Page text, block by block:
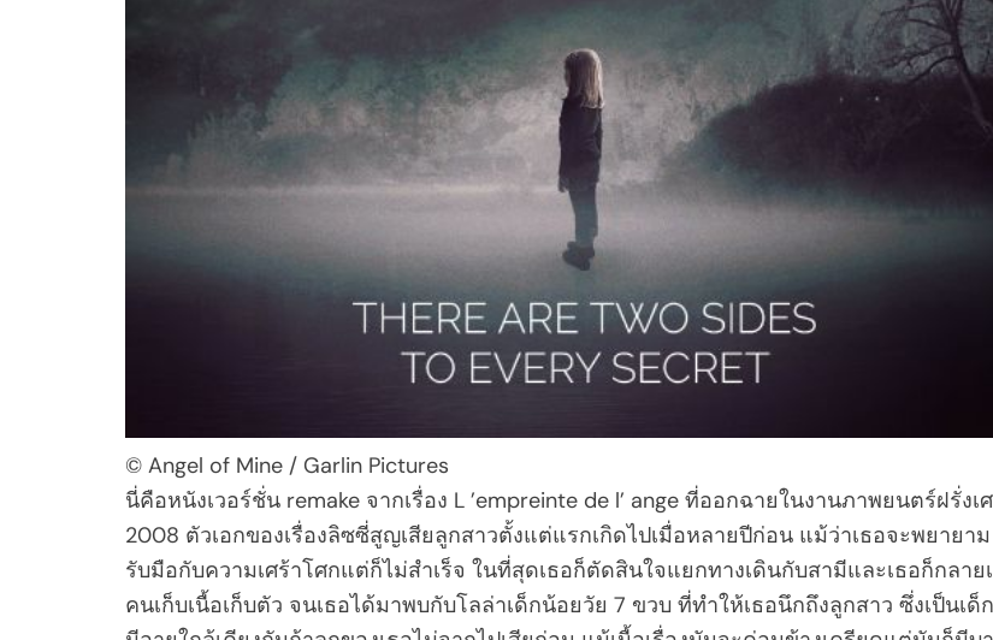
© Angel of Mine / Garlin Pictures
นี่คือหนังเวอร์ชั่น remake จากเรื่อง L ’empreinte de l’ ange ที่ออกฉายในงานภาพยนตร์ฝรั่งเ
2008 ตัวเอกของเรื่องลิซซี่สูญเสียลูกสาวตั้งแต่แรกเกิดไปเมื่อหลายปีก่อน แม้ว่าเธอจะพยายาม
รับมือกับความเศร้าโศกแต่ก็ไม่สำเร็จ ในที่สุดเธอก็ตัดสินใจแยกทางเดินกับสามีและเธอก็กลาย
คนเก็บเนื้อเก็บตัว จนเธอได้มาพบกับโลล่าเด็กน้อยวัย 7 ขวบ ที่ทำให้เธอนึกถึงลูกสาว ซึ่งเป็นเด็